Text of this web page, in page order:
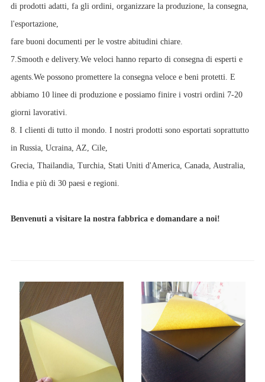
di prodotti adatti, fa gli ordini, organizzare la produzione, la consegna,
l'esportazione,
fare buoni documenti per le vostre abitudini chiare.
7.Smooth e delivery.We veloci hanno reparto di consegna di esperti e
agents.We possono promettere la consegna veloce e beni protetti. E
abbiamo 10 linee di produzione e possiamo finire i vostri ordini 7-20
giorni lavorativi.
8. I clienti di tutto il mondo. I nostri prodotti sono esportati soprattutto
in Russia, Ucraina, AZ, Cile,
Grecia, Thailandia, Turchia, Stati Uniti d'America, Canada, Australia,
India e più di 30 paesi e regioni.
Benvenuti a visitare la nostra fabbrica e domandare a noi!